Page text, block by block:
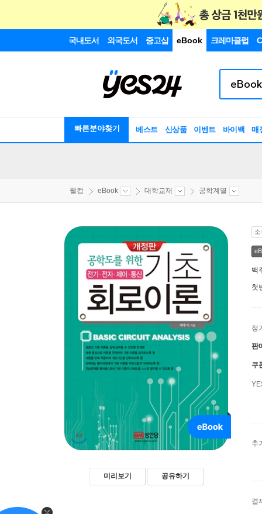
국내도서 외국도서 중고샵 eBook 크레마클럽
빠른분야찾기 베스트 신상품 이벤트 바이백 매
웰컴 eBook 대학교재 공학계열
미리보기 공유하기
백
첫
정
판
쿠
추
결